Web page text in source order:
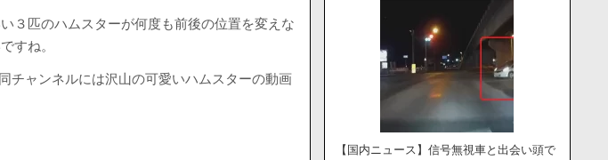
３匹のハムスターが何度も前後の位置を変えな
すね。
チャンネルには沢山の可愛いハムスターの動画
【国内ニュース】信号無視車と出会い頭で